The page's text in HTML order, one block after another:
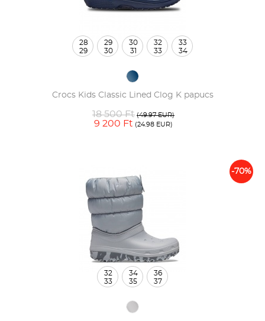
Crocs Kids Classic Lined Clog K papucs
18 500 Ft (49.97 EUR)
9 200 Ft (24.98 EUR)
28
29
29
30
30
31
32
33
33
34
-70%
32
33
34
35
36
37